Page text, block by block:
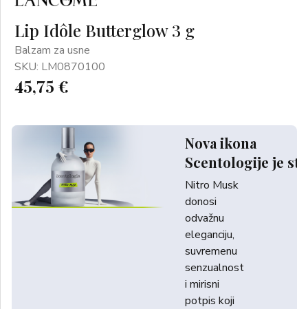
Lip Idôle Butterglow 3 g
Balzam za usne
SKU: LM0870100
45,75 €
Nova ikona
Scentologije je
Nitro Musk
donosi
odvažnu
eleganciju,
suvremenu
senzualnost
i mirisni
potpis koji